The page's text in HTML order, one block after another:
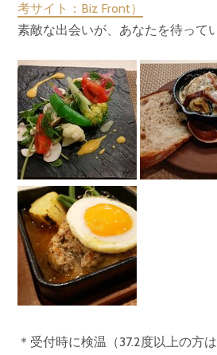
考サイト：Biz Front）
素敵な出会いが、あなたを待って
＊受付時に検温（37.2度以上の方